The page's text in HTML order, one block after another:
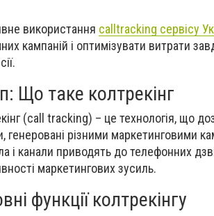
використання calltracking сервісу
кампаній і оптимізувати витрати
Що таке колтрекінг
(call tracking) – це технологія, що
генеровані різними маркетинговими
і канали приводять до телефонних
маркетингових зусиль.
функції колтрекінгу